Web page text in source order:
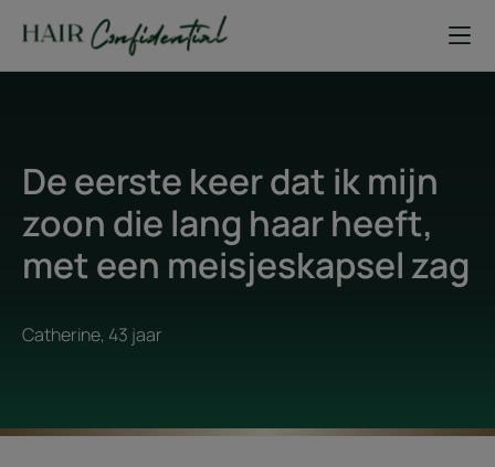
De eerste keer dat ik mijn
zoon die lang haar heeft,
met een meisjeskapsel zag
Catherine, 43 jaar